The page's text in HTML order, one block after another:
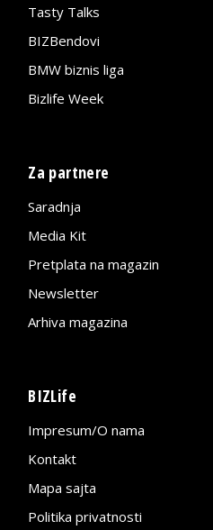
Tasty Talks
BIZBendovi
BMW biznis liga
Bizlife Week
Za partnere
Saradnja
Media Kit
Pretplata na magazin
Newsletter
Arhiva magazina
BIZLife
Impresum/O nama
Kontakt
Mapa sajta
Politika privatnosti